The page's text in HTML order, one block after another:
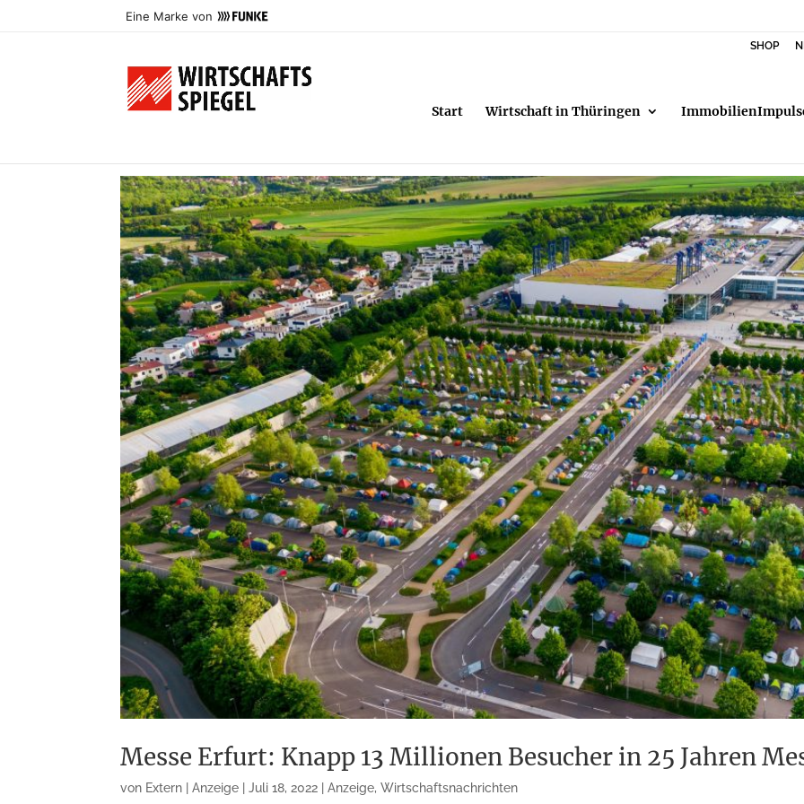
Eine Marke von
SHOP
Start Wirtschaft in Thüringen
Messe Erfurt: Knapp 13 Millionen Besucher in 25 Jahren
von Extern | Anzeige |Juli 18, 2022 |Anzeige,Wirtschaftsnachrichten